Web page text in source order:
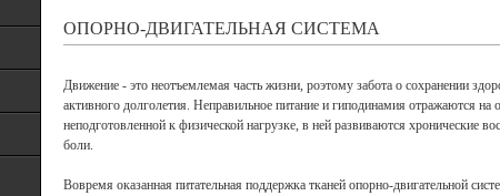
ОПОРНО-ДВИГАТЕЛЬНАЯ СИСТЕМА
Движение - это неотъемлемая часть жизни, роэтому забота о сохранении
активного долголетия. Неправильное питание и гиподинамия отражаются на
неподготовленной к физической нагрузке, в ней развиваются хронические
боли.
Вовремя оказанная питательная поддержка тканей опорно-двигательной